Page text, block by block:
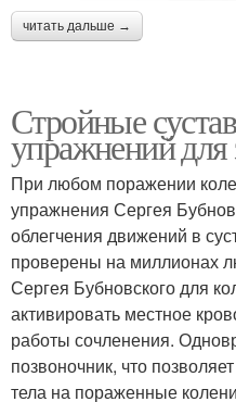
читать дальше →
Стройные
упражнений для
При любом поражении
упражнения Сергея
облегчения движений в
проверены на миллионах
Сергея Бубновского для
активировать местное
работы сочленения.
позвоночник, что
тела на пораженные